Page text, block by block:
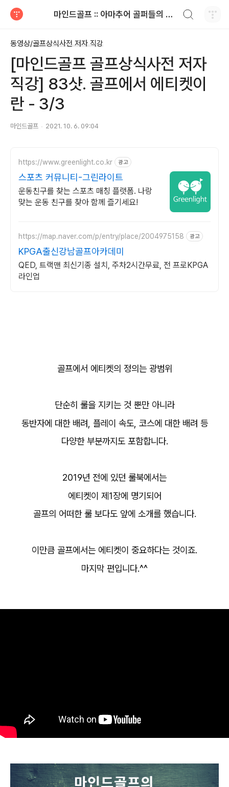
마인드골프 :: 아마추어 골퍼들의 공감 골프 이야기
동영상/골프상식사전 저자 직강
[마인드골프 골프상식사전 저자
직강] 83샷. 골프에서 에티켓이
란 - 3/3
마인드골프 2021. 10. 6. 09:04
https://www.greenlight.co.kr 광고
스포츠 커뮤니티-그린라이트
운동친구를 찾는 스포츠 매칭 플랫폼. 나랑
맞는 운동 친구를 찾아 함께 즐기세요!
https://map.naver.com/p/entry/place/2004975158 광고
KPGA출신강남골프아카데미
QED, 트랙맨 최신기종 설치, 주차2시간무료, 전 프로KPGA
라인업
골프에서 에티켓의 정의는 광범위
단순히 룰을 지키는 것 뿐만 아니라
동반자에 대한 배려, 플레이 속도, 코스에 대한 배려 등
다양한 부분까지도 포함합니다.
2019년 전에 있던 룰북에서는
에티켓이 제1장에 명기되어
골프의 어떠한 룰 보다도 앞에 소개를 했습니다.
이만큼 골프에서는 에티켓이 중요하다는 것이죠.
마지막 편입니다.^^